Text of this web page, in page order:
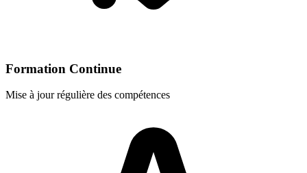
Formation Continue
Mise à jour régulière des compétences